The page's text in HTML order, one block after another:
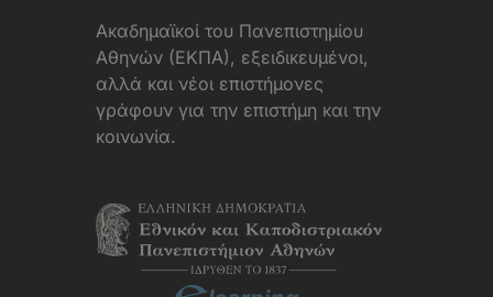
Aκαδημαϊκοί του Πανεπιστημίου
Αθηνών (ΕΚΠΑ), εξειδικευμένοι,
αλλά και νέοι επιστήμονες
γράφουν για την επιστήμη και την
κοινωνία.